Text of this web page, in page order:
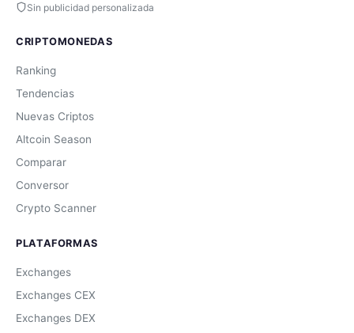
Sin publicidad personalizada
CRIPTOMONEDAS
Ranking
Tendencias
Nuevas Criptos
Altcoin Season
Comparar
Conversor
Crypto Scanner
PLATAFORMAS
Exchanges
Exchanges CEX
Exchanges DEX